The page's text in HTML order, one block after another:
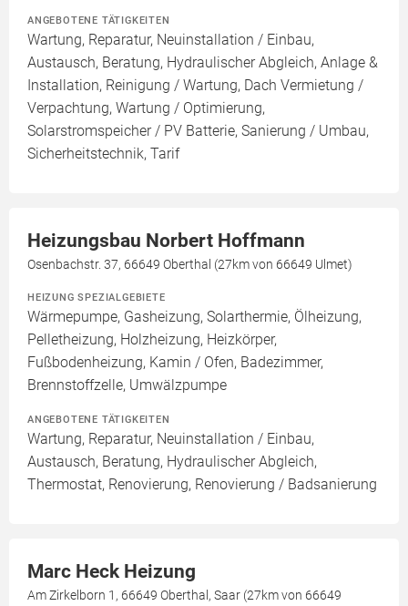
ANGEBOTENE TÄTIGKEITEN
Wartung, Reparatur, Neuinstallation / Einbau,
Austausch, Beratung, Hydraulischer Abgleich, Anlage &
Installation, Reinigung / Wartung, Dach Vermietung /
Verpachtung, Wartung / Optimierung,
Solarstromspeicher / PV Batterie, Sanierung / Umbau,
Sicherheitstechnik, Tarif
Heizungsbau Norbert Hoffmann
Osenbachstr. 37, 66649 Oberthal (27km von 66649 Ulmet)
HEIZUNG SPEZIALGEBIETE
Wärmepumpe, Gasheizung, Solarthermie, Ölheizung,
Pelletheizung, Holzheizung, Heizkörper,
Fußbodenheizung, Kamin / Ofen, Badezimmer,
Brennstoffzelle, Umwälzpumpe
ANGEBOTENE TÄTIGKEITEN
Wartung, Reparatur, Neuinstallation / Einbau,
Austausch, Beratung, Hydraulischer Abgleich,
Thermostat, Renovierung, Renovierung / Badsanierung
Marc Heck Heizung
Am Zirkelborn 1, 66649 Oberthal, Saar (27km von 66649